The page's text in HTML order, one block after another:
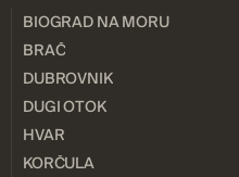
BIOGRAD NA MORU
BRAČ
DUBROVNIK
DUGI OTOK
HVAR
KORČULA